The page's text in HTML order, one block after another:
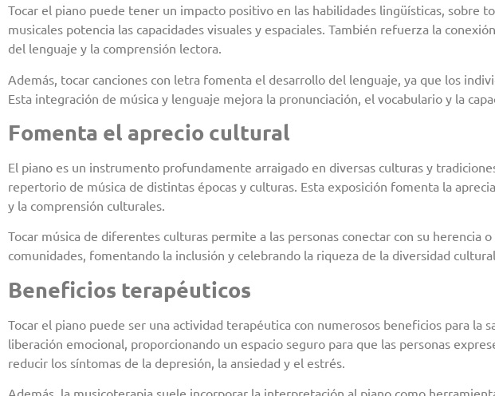
Tocar el piano puede tener un impacto positivo en las habilidades lingüísticas, sobre
musicales potencia las capacidades visuales y espaciales. También refuerza la
del lenguaje y la comprensión lectora.
Además, tocar canciones con letra fomenta el desarrollo del lenguaje, ya que los
Esta integración de música y lenguaje mejora la pronunciación, el vocabulario y la
Fomenta el aprecio cultural
El piano es un instrumento profundamente arraigado en diversas culturas y
repertorio de música de distintas épocas y culturas. Esta exposición fomenta la
y la comprensión culturales.
Tocar música de diferentes culturas permite a las personas conectar con su
comunidades, fomentando la inclusión y celebrando la riqueza de la diversidad
Beneficios terapéuticos
Tocar el piano puede ser una actividad terapéutica con numerosos beneficios para
liberación emocional, proporcionando un espacio seguro para que las personas
reducir los síntomas de la depresión, la ansiedad y el estrés.